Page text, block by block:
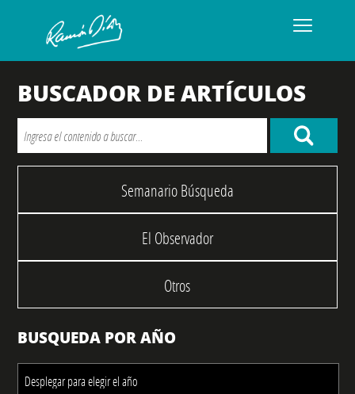
BUSCADOR DE ARTÍCULOS
Semanario Búsqueda
El Observador
Otros
BUSQUEDA POR AÑO